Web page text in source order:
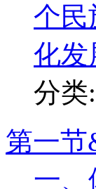
个民
化发
分类:
第一节
一、